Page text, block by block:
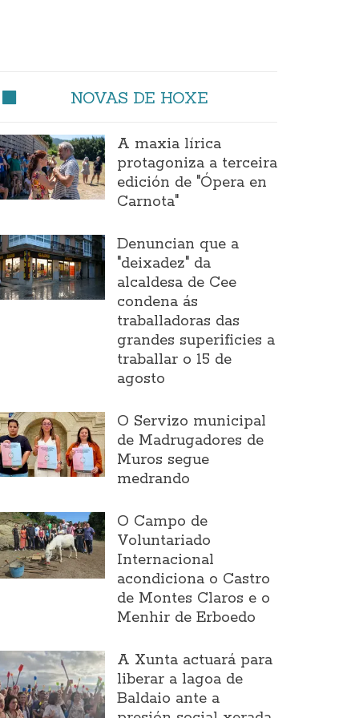
NOVAS DE HOXE
A maxia lírica
protagoniza a terceira
edición de "Ópera en
Carnota"
Denuncian que a
"deixadez" da
alcaldesa de Cee
condena ás
traballadoras das
grandes superificies a
traballar o 15 de
agosto
O Servizo municipal
de Madrugadores de
Muros segue
medrando
O Campo de
Voluntariado
Internacional
acondiciona o Castro
de Montes Claros e o
Menhir de Erboedo
A Xunta actuará para
liberar a lagoa de
Baldaio ante a